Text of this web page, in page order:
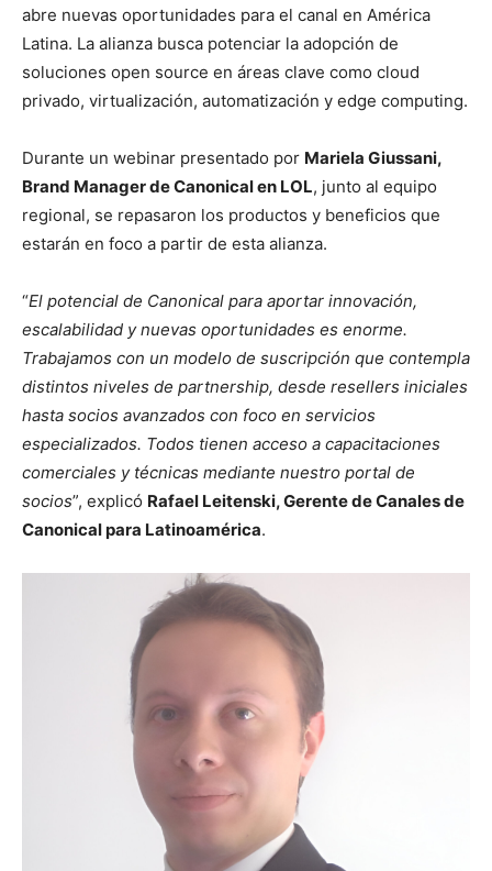
abre nuevas oportunidades para el canal en América
Latina. La alianza busca potenciar la adopción de
soluciones open source en áreas clave como cloud
privado, virtualización, automatización y edge computing.
Durante un webinar presentado por Mariela Giussani,
Brand Manager de Canonical en LOL, junto al equipo
regional, se repasaron los productos y beneficios que
estarán en foco a partir de esta alianza.
“El potencial de Canonical para aportar innovación,
escalabilidad y nuevas oportunidades es enorme.
Trabajamos con un modelo de suscripción que contempla
distintos niveles de partnership, desde resellers iniciales
hasta socios avanzados con foco en servicios
especializados. Todos tienen acceso a capacitaciones
comerciales y técnicas mediante nuestro portal de
socios”, explicó Rafael Leitenski, Gerente de Canales de
Canonical para Latinoamérica.